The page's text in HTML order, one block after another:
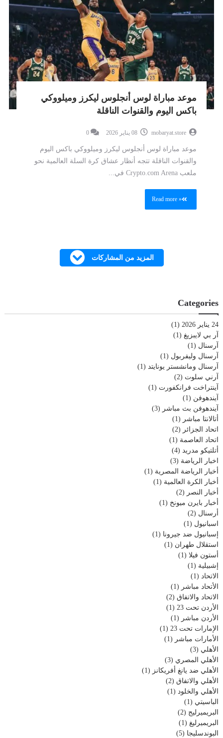
موعد مباراة لوس أنجلوس ليكرز وميلووكي
باكس اليوم والقنوات الناقلة
mobaryat.store
0
موعد مباراة لوس أنجلوس ليكرز وميلووكي باكس اليوم
والقنوات الناقلة تتجه أنظار عشاق كرة السلة العالمية نحو
ملعب Crypto.com Arena في...
Read more »
المزيد من المشاركات
Categories
24 يناير 2026
(1)
آر بي لايبزيغ (1)
آرسنال (1)
آرسنال وليفربول (1)
آرسنال ومانشستر يونايتد (1)
آرني سلوت (2)
آينتراخت فرانكفورت (1)
آيندهوفن (1)
آيندهوفن بث مباشر (3)
أتالانتا مباشر (1)
اتحاد الجزائر (2)
اتحاد العاصمة (1)
أتلتيكو مدريد (4)
اخبار الرياضة (3)
أخبار الرياضة المصرية (1)
أخبار الكرة العالمية (1)
أخبار النصر (2)
أخبار بايرن ميونخ (1)
أرسنال (2)
اسبانيول (1)
إسبانيول ضد جيرونا (1)
استقلال طهران (1)
أستون فيلا (1)
إشبيلية (1)
الاتحاد (1)
الأتحاد مباشر (1)
الاتحاد والاتفاق (2)
الأردن تحت 23
(1)
الأردن مباشر (1)
الإمارات تحت 23
(1)
الأمارات مباشر (1)
الأهلي (3)
الأهلي المصري (3)
الأهلي ضد يانغ أفريكانز (1)
الأهلي والاتفاق (2)
الأهلي والخلود (1)
الباسيتي (1)
البريميرليج (2)
البريميرليغ (1)
البوندسليجا (5)